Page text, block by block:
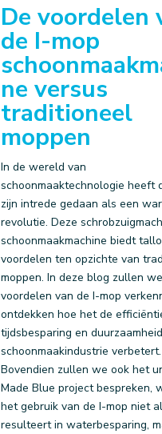
De voordelen
de I-mop
ne versus
traditioneel
moppen
In de wereld van
schoonmaaktechnologie heeft
zijn intrede gedaan als een
revolutie. Deze
schoonmaakmachine biedt
voordelen ten opzichte van
moppen. In deze blog zullen
voordelen van de I-mop
ontdekken hoe het de
tijdsbesparing en
schoonmaakindustrie verbetert.
Bovendien zullen we ook het
Made Blue project bespreken,
het gebruik van de I-mop niet
resulteert in waterbesparing,